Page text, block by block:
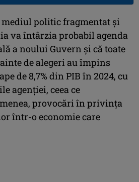
mediul politic fragmentat şi
va întârzia probabil agenda
a noului Guvern şi că toate
de alegeri au împins
de 8,7% din PIB în 2024, cu
agenţiei, ceea ce
provocări în privinţa
într-o economie care